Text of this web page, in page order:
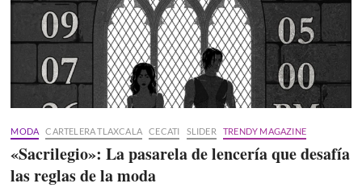
MODA CARTELERA TLAXCALA CECATI SLIDER TRENDY MAGAZINE
«Sacrilegio»: La pasarela de lencería que desafía
las reglas de la moda